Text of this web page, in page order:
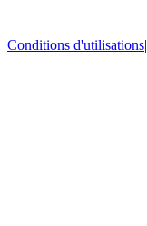
Conditions d'utilisations|